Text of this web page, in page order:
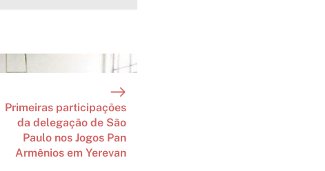
Primeiras participações
da delegação de São
Paulo nos Jogos Pan
Armênios em Yerevan